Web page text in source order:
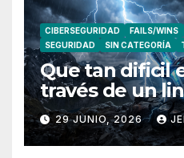
CIBERSEGURIDAD FAILS/WINS
SEGURIDAD
SIN CATEGORÍA
Que tan dificil
través de un
29 JUNIO, 2026